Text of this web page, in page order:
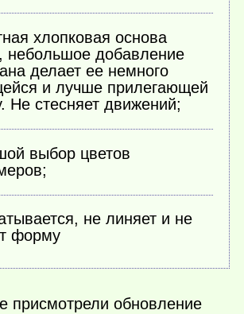
хлопковая основа
небольшое добавление
делает ее немного
и лучше прилегающей
Не стесняет движений;
выбор цветов
не линяет и не
форму
присмотрели обновление